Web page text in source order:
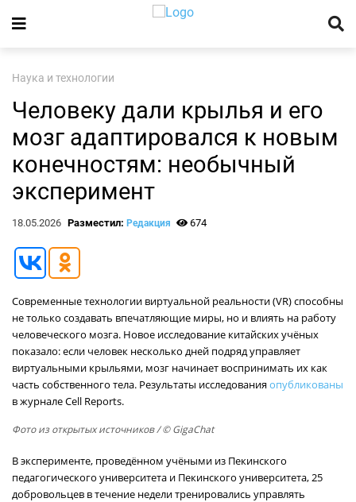
Наука и технологии
Человеку дали крылья и его
мозг адаптировался к новым
конечностям: необычный
эксперимент
18.05.2026 Разместил: Редакция 674
Современные технологии виртуальной реальности (VR) способны
не только создавать впечатляющие миры, но и влиять на работу
человеческого мозга. Новое исследование китайских учёных
показало: если человек несколько дней подряд управляет
виртуальными крыльями, мозг начинает воспринимать их как
часть собственного тела. Результаты исследованияопубликованы
в журнале Cell Reports.
Фото из открытых источников/ © GigaChat
В эксперименте, проведённом учёными из Пекинского
педагогического университета и Пекинского университета, 25
добровольцев в течение недели тренировались управлять